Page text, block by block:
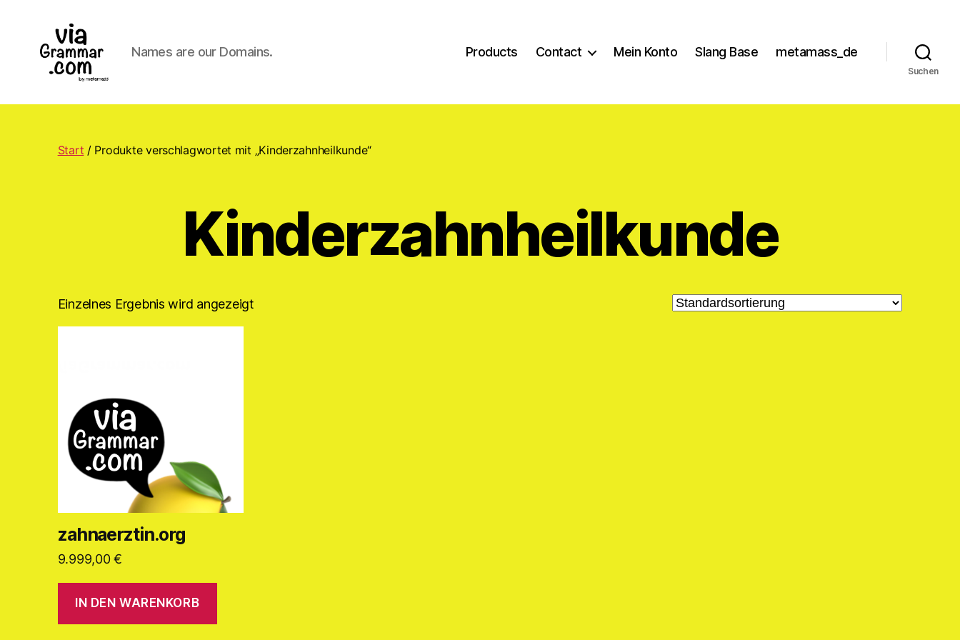
Names are our Domains. Products Contact Mein Konto Slang Base metamass_de
Suchen
Start / Produkte verschlagwortet mit „Kinderzahnheilkunde“
Kinderzahnheilkunde
Einzelnes Ergebnis wird angezeigt
zahnaerztin.org
9.999,00€
IN DEN WARENKORB